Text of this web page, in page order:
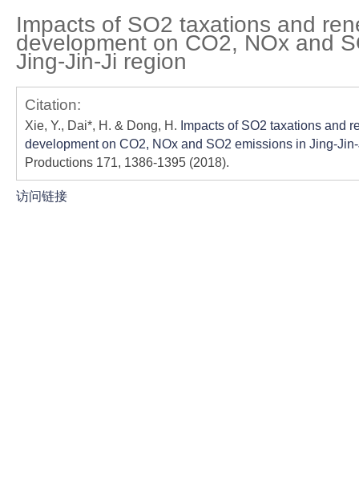
部
分
Impacts of SO2 taxations and
development on CO2, NOx and
Jing-Jin-Ji region
Citation:
Xie, Y., Dai*, H. & Dong, H. Impacts of SO2 taxations and
development on CO2, NOx and SO2 emissions in Jing-
Productions 171, 1386-1395 (2018).
访问链接